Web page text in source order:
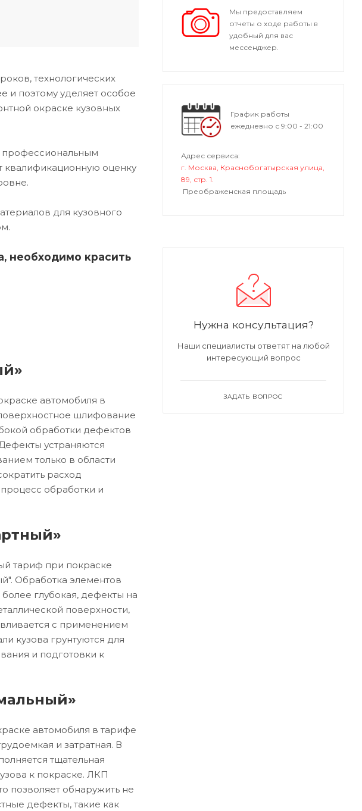
технологических
и поэтому уделяет особое
окраске кузовных
квалификационную оценку
для кузовного
необходимо красить
автомобиля в
шлифование
обработки дефектов
устраняются
только в области
расход
обработки и
тариф при покраске
Обработка элементов
глубокая, дефекты на
поверхности,
с применением
кузова грунтуются для
и подготовки к
автомобиля в тарифе
и затратная. В
тщательная
к покраске. ЛКП
позволяет обнаружить не
дефекты, такие как
Мы предоставляем
отчеты о ходе работы в
удобный для вас
мессенджер.
График работы
ежедневно с 9:00 - 21:00
Адрес сервиса:
г. Москва, Краснобогатырская улица,
89, стр. 1.
Преображенская площадь
Нужна консультация?
Наши специалисты ответят на любой
интересующий вопрос
ЗАДАТЬ ВОПРОС